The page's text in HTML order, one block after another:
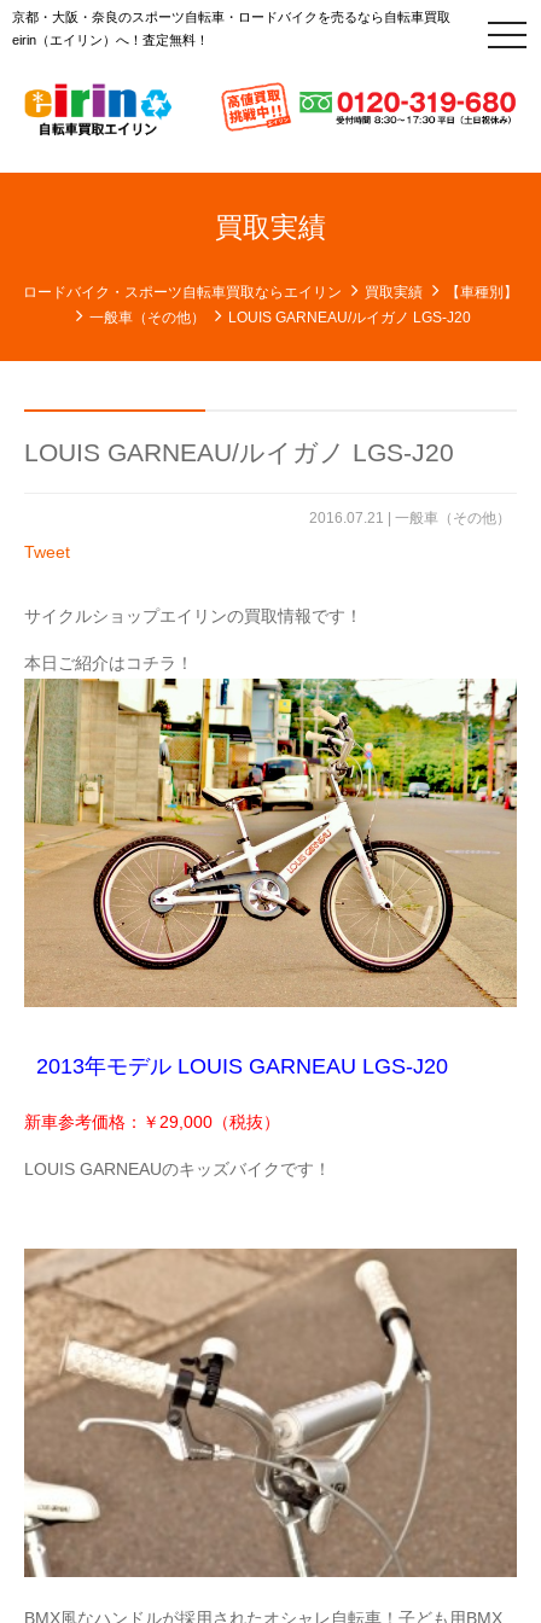
京都・大阪・奈良のスポーツ自転車・ロードバイクを売るなら自転車買取
eirin（エイリン）へ！査定無料！
t
o
l
e
v
o
n
買取実績
ロードバイク・スポーツ自転車買取ならエイリン 買取実績
【車種別】
一般車（その他）
LOUIS GARNEAU/ルイガノ LGS-J20
LOUIS GARNEAU/ルイガノ LGS-J20
2016.07.21 | 一般車（その他）
Tweet
サイクルショップエイリンの買取情報です！
本日ご紹介はコチラ！
2013年モデル LOUIS GARNEAU LGS-J20
新車参考価格：￥29,000（税抜）
LOUIS GARNEAUのキッズバイクです！
BMX風なハンドルが採用されたオシャレ自転車！子ども用BMX